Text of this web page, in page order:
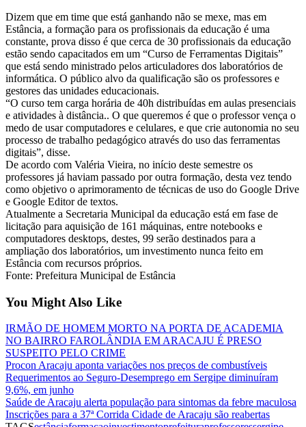
Dizem que em time que está ganhando não se mexe, mas em
Estância, a formação para os profissionais da educação é uma
constante, prova disso é que cerca de 30 profissionais da educação
estão sendo capacitados em um “Curso de Ferramentas Digitais”
que está sendo ministrado pelos articuladores dos laboratórios de
informática. O público alvo da qualificação são os professores e
gestores das unidades educacionais.
“O curso tem carga horária de 40h distribuídas em aulas presenciais
e atividades à distância.. O que queremos é que o professor vença o
medo de usar computadores e celulares, e que crie autonomia no seu
processo de trabalho pedagógico através do uso das ferramentas
digitais”, disse.
De acordo com Valéria Vieira, no início deste semestre os
professores já haviam passado por outra formação, desta vez tendo
como objetivo o aprimoramento de técnicas de uso do Google Drive
e Google Editor de textos.
Atualmente a Secretaria Municipal da educação está em fase de
licitação para aquisição de 161 máquinas, entre notebooks e
computadores desktops, destes, 99 serão destinados para a
ampliação dos laboratórios, um investimento nunca feito em
Estância com recursos próprios.
Fonte: Prefeitura Municipal de Estância
You Might Also Like
IRMÃO DE HOMEM MORTO NA PORTA DE ACADEMIA
NO BAIRRO FAROLÂNDIA EM ARACAJU É PRESO
SUSPEITO PELO CRIME
Procon Aracaju aponta variações nos preços de combustíveis
Requerimentos ao Seguro-Desemprego em Sergipe diminuíram
9,6%, em junho
Saúde de Aracaju alerta população para sintomas da febre maculosa
Inscrições para a 37ª Corrida Cidade de Aracaju são reabertas